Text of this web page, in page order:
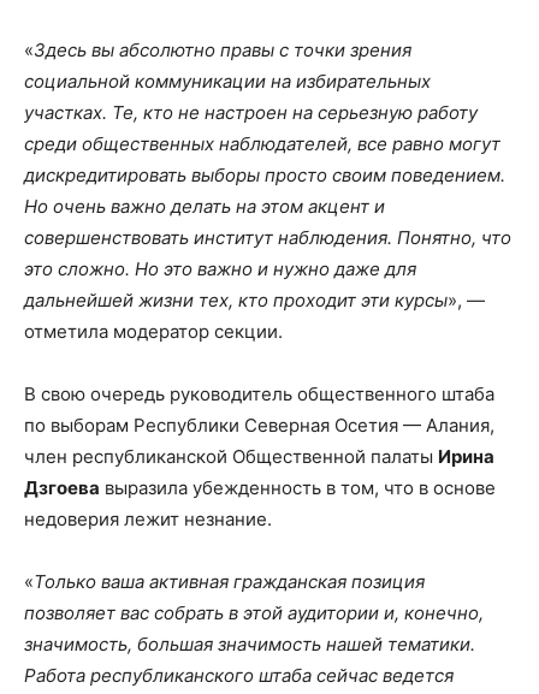
«Здесь вы абсолютно правы с точки зрения
социальной коммуникации на избирательных
участках. Те, кто не настроен на серьезную работу
среди общественных наблюдателей, все равно могут
дискредитировать выборы просто своим поведением.
Но очень важно делать на этом акцент и
совершенствовать институт наблюдения. Понятно, что
это сложно. Но это важно и нужно даже для
дальнейшей жизни тех, кто проходит эти курсы», —
отметила модератор секции.
В свою очередь руководитель общественного штаба
по выборам Республики Северная Осетия — Алания,
член республиканской Общественной палаты Ирина
Дзгоева выразила убежденность в том, что в основе
недоверия лежит незнание.
«Только ваша активная гражданская позиция
позволяет вас собрать в этой аудитории и, конечно,
значимость, большая значимость нашей тематики.
Работа республиканского штаба сейчас ведется